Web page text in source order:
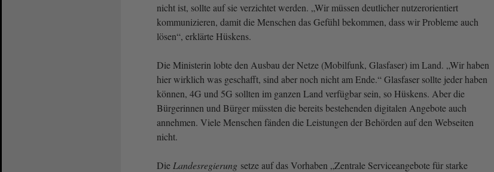
nicht ist, sollte auf sie verzichtet werden. „Wir müssen deutlicher nutzerorientiert
kommunizieren, damit die Menschen das Gefühl bekommen, dass wir Probleme auch
lösen“, erklärte Hüskens.
Die Ministerin lobte den Ausbau der Netze (Mobilfunk, Glasfaser) im Land. „Wir haben
hier wirklich was geschafft, sind aber noch nicht am Ende.“ Glasfaser sollte jeder haben
können, 4G und 5G sollten im ganzen Land verfügbar sein, so Hüskens. Aber die
Bürgerinnen und Bürger müssten die bereits bestehenden digitalen Angebote auch
annehmen. Viele Menschen fänden die Leistungen der Behörden auf den Webseiten
nicht.
Die Landesregierung setze auf das Vorhaben „Zentrale Serviceangebote für starke